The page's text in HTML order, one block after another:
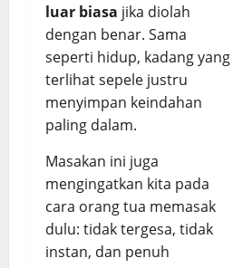
luar biasa jika diolah
dengan benar. Sama
seperti hidup, kadang yang
terlihat sepele justru
menyimpan keindahan
paling dalam.
Masakan ini juga
mengingatkan kita pada
cara orang tua memasak
dulu: tidak tergesa, tidak
instan, dan penuh